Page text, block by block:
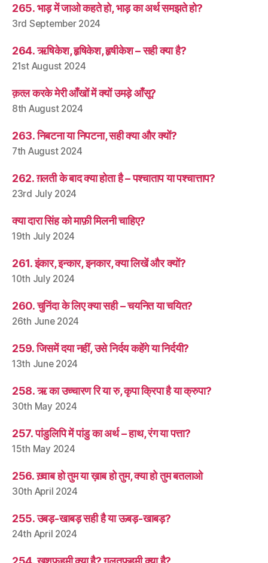
265. भाड़ में जाओ कहते हो, भाड़ का अर्थ समझते हो?
3rd September 2024
264. ऋषिकेश, हृषिकेश, हृषीकेश – सही क्या है?
21st August 2024
क़त्ल करके मेरी आँखों में क्यों उमड़े आँसू?
8th August 2024
263. निबटना या निपटना, सही क्या और क्यों?
7th August 2024
262. ग़लती के बाद क्या होता है – पश्चाताप या पश्चात्ताप?
23rd July 2024
क्या दारा सिंह को माफ़ी मिलनी चाहिए?
19th July 2024
261. इंकार, इन्कार, इनकार, क्या लिखें और क्यों?
10th July 2024
260. चुनिंदा के लिए क्या सही – चयनित या चयित?
26th June 2024
259. जिसमें दया नहीं, उसे निर्दय कहेंगे या निर्दयी?
13th June 2024
258. ऋ का उच्चारण रि या रु, कृपा क्रिपा है या क्रुपा?
30th May 2024
257. पांडुलिपि में पांडु का अर्थ – हाथ, रंग या पत्ता?
15th May 2024
256. ख़्वाब हो तुम या ख़ाब हो तुम, क्या हो तुम बतलाओ
30th April 2024
255. उबड़-खाबड़ सही है या ऊबड़-खाबड़?
24th April 2024